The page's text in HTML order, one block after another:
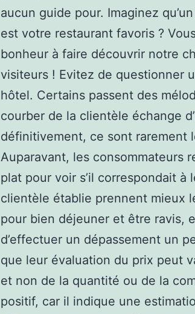
aucun guide pour. Imaginez
est votre restaurant favoris ?
bonheur à faire découvrir notre
visiteurs ! Evitez de questionner
hôtel. Certains passent des
courber de la clientèle échange
définitivement, ce sont rarement
Auparavant, les consommateurs
plat pour voir s’il correspondait à
clientèle établie prennent mieux
pour bien déjeuner et être ravis,
d’effectuer un dépassement un
que leur évaluation du prix peut
et non de la quantité ou de la
positif, car il indique une